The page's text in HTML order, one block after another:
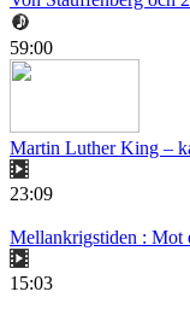
59:00
Martin Luther King –
23:09
Mellankrigstiden : Mot
15:03